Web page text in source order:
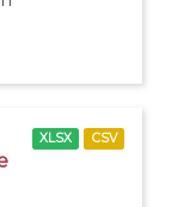
XLSX CSV